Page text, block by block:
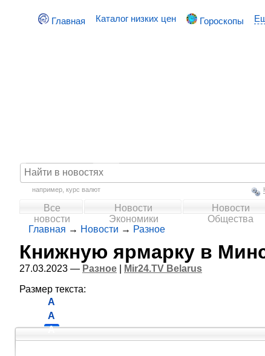
Главная Каталог низких цен Гороскопы
например, курс валют
Все
новости
Новости
Экономики
Новости
Общества
Главная → Новости → Разное
Книжную ярмарку в
27.03.2023 — Разное
Mir24.TV Belarus
Размер текста:
A
A
A